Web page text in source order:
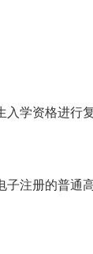
学资格进
子注册的普通